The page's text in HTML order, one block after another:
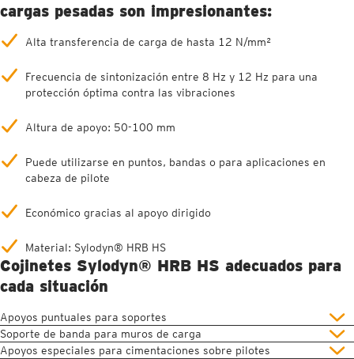
cargas pesadas son impresionantes:
Alta transferencia de carga de hasta 12 N/mm²
Frecuencia de sintonización entre 8 Hz y 12 Hz para una
protección óptima contra las vibraciones
Altura de apoyo: 50-100 mm
Puede utilizarse en puntos, bandas o para aplicaciones en
cabeza de pilote
Económico gracias al apoyo dirigido
Material: Sylodyn® HRB HS
Cojinetes Sylodyn® HRB HS adecuados para
cada situación
Apoyos puntuales para soportes
Soporte de banda para muros de carga
Apoyos especiales para cimentaciones sobre pilotes